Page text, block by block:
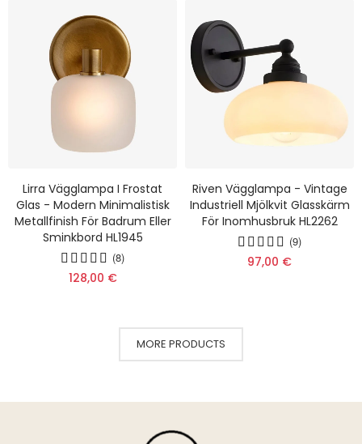
Lirra Vägglampa I Frostat
Glas - Modern Minimalistisk
Metallfinish För Badrum Eller
Sminkbord HL1945
(8)
128,00 €
Riven Vägglampa - Vintage
Industriell Mjölkvit Glasskärm
För Inomhusbruk HL2262
(9)
97,00 €
MORE PRODUCTS